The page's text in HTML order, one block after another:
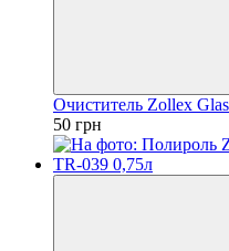
Очиститель Zollex
50 грн